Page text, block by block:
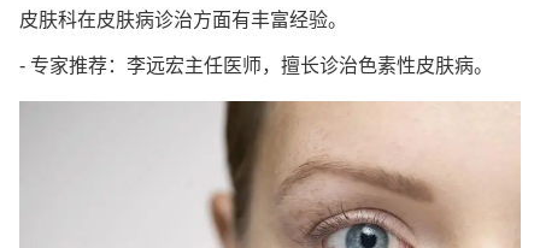
皮肤科在皮肤病诊治方面有丰富经验。
- 专家推荐：李远宏主任医师，擅长诊治色素性皮肤病。